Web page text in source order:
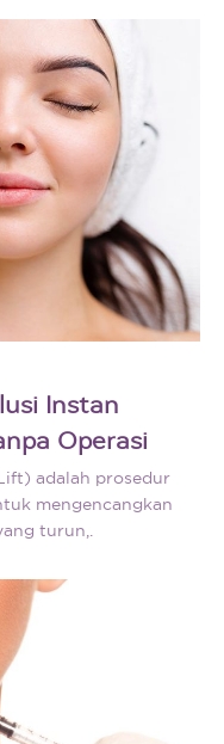
Instan
Operasi
adalah prosedur
mengencangkan
turun,.